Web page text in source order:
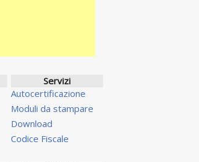
Servizi
Autocertificazione
Moduli da stampare
Download
Codice Fiscale